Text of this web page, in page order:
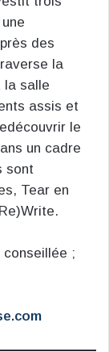
des
la
la salle
assis et
le
un cadre
sont
Tear en
conseillée ;